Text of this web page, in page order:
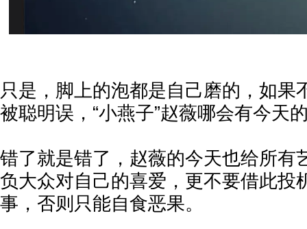
只是，脚上的泡都是自己磨的，如果
被聪明误，“小燕子”赵薇哪会有今天
错了就是错了，赵薇的今天也给所有
负大众对自己的喜爱，更不要借此投
事，否则只能自食恶果。